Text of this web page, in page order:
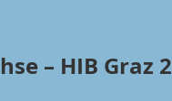
– HIB Graz